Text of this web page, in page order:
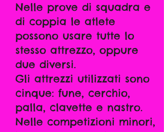
Nelle prove di squadra e
di coppia le atlete
possono usare tutte lo
stesso attrezzo, oppure
due diversi.
Gli attrezzi utilizzati sono
cinque: fune, cerchio,
palla, clavette e nastro.
Nelle competizioni minori,